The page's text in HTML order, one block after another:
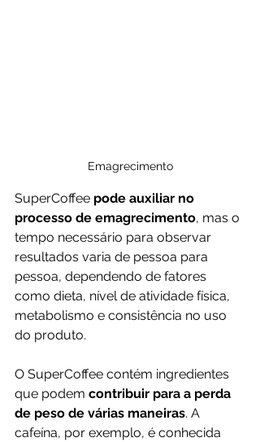
Emagrecimento
SuperCoffee pode auxiliar no
processo de emagrecimento, mas o
tempo necessário para observar
resultados varia de pessoa para
pessoa, dependendo de fatores
como dieta, nível de atividade física,
metabolismo e consistência no uso
do produto.
O SuperCoffee contém ingredientes
que podem contribuir para a perda
de peso de várias maneiras. A
cafeína, por exemplo, é conhecida